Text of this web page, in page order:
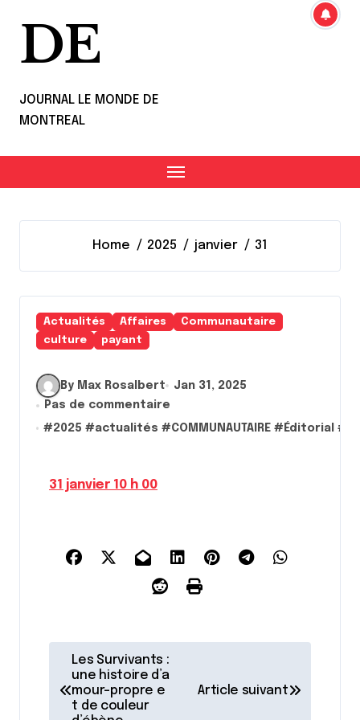
DE
JOURNAL LE MONDE DE
MONTREAL
Home 2025 janvier 31
Actualités Affaires
Communautaire
culture
payant
By Max Rosalbert
Jan 31, 2025
Pas de commentaire
#2025 #actualités #COMMUNAUTAIRE # Éditorial #
31 janvier 10 h 00
Les Survivants :
une histoire d’a
mour-propre e
t de couleur
Article suivant